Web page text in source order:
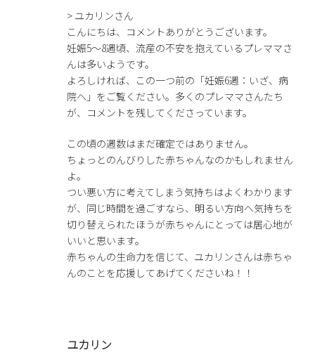
> ユカリンさん
こんにちは、コメントありがとうございます。
妊娠5〜8週頃、流産の不安を抱えているプレママさ
んは多いようです。
よろしければ、この一つ前の「妊娠6週：いざ、病
院へ」をご覧ください。多くのプレママさんたち
が、コメントを残してくださっています。
この頃の週数はまだ確定ではありません。
ちょっとのんびりした赤ちゃんなのかもしれません
よ。
つい悪い方に考えてしまう気持ちはよくわかります
が、同じ時間を過ごすなら、明るい方向へ気持ちを
切り替えられたほうが赤ちゃんにとっては居心地が
いいと思います。
赤ちゃんの生命力を信じて、ユカリンさんは赤ちゃ
んのことを応援してあげてくださいね！！
ユカリン